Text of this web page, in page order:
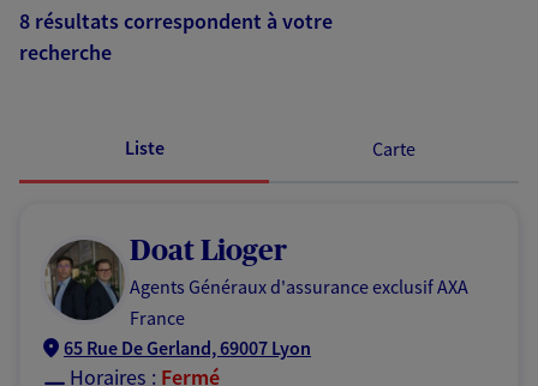
8 résultats correspondent à votre
recherche
Liste Carte
Doat Lioger
Agents Généraux d'assurance exclusif AXA
France
65 Rue De Gerland, 69007 Lyon
Horaires : Fermé